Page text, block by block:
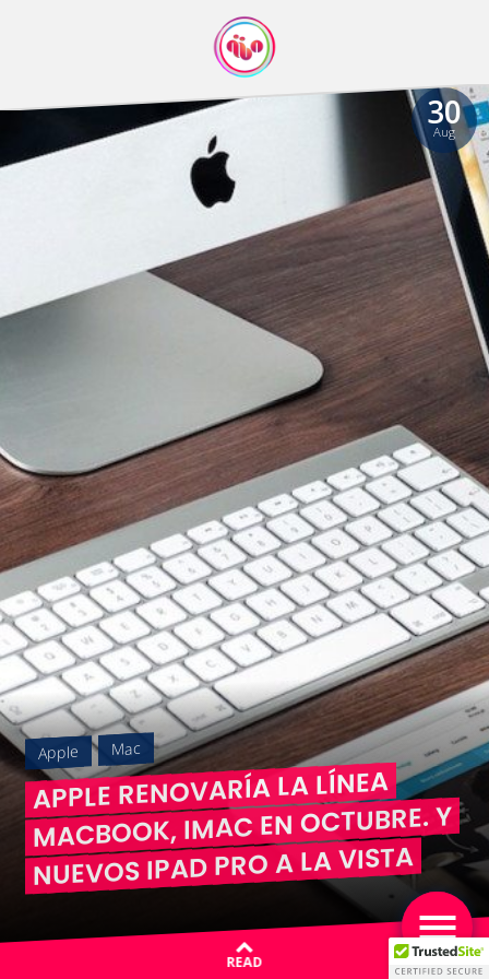
30
Aug
Apple Mac
APPLE RENOVARÍA LA LÍNEA
MACBOOK, IMAC EN OCTUBRE. Y
NUEVOS IPAD PRO A LA VISTA
READ